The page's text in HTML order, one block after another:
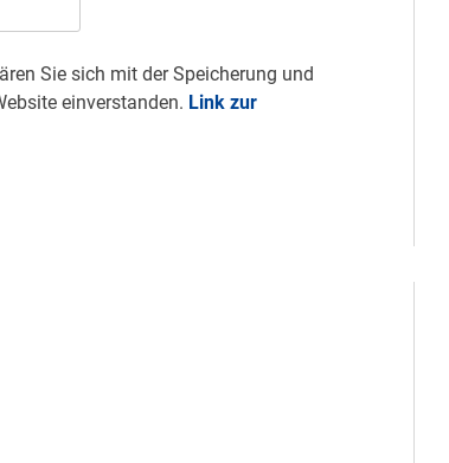
Sie sich mit der Speicherung und
einverstanden. Link zur